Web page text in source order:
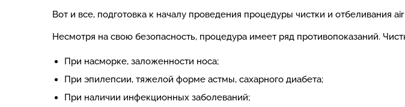
Вот и все, подготовка к началу проведения процедуры чистки и отбеливания
Несмотря на свою безопасность, процедура имеет ряд противопоказаний.
При насморке, заложенности носа;
При эпилепсии, тяжелой форме астмы, сахарного диабета;
При наличии инфекционных заболеваний;